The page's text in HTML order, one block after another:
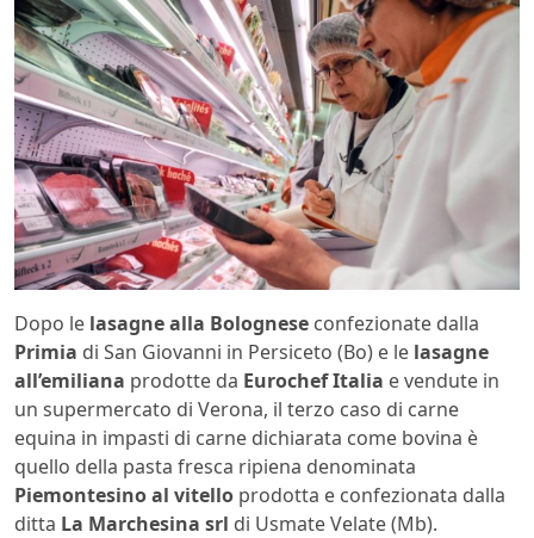
Dopo le lasagne alla Bolognese confezionate dalla
Primia di San Giovanni in Persiceto (Bo) e le lasagne
all’emiliana prodotte da Eurochef Italia e vendute in
un supermercato di Verona, il terzo caso di carne
equina in impasti di carne dichiarata come bovina è
quello della pasta fresca ripiena denominata
Piemontesino al vitello prodotta e confezionata dalla
ditta La Marchesina srl di Usmate Velate (Mb).